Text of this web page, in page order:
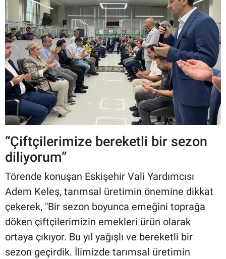
“Çiftçilerimize bereketli bir sezon
diliyorum”
Törende konuşan Eskişehir Vali Yardımcısı
Adem Keleş, tarımsal üretimin önemine dikkat
çekerek, "Bir sezon boyunca emeğini toprağa
döken çiftçilerimizin emekleri ürün olarak
ortaya çıkıyor. Bu yıl yağışlı ve bereketli bir
sezon geçirdik. İlimizde tarımsal üretimin